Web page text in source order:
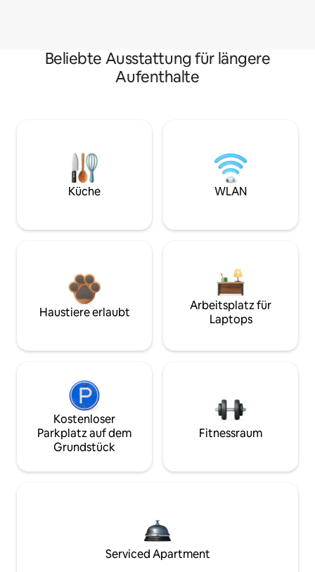
Beliebte Ausstattung für längere
Aufenthalte
Küche WLAN
Haustiere erlaubt
Arbeitsplatz für
Laptops
Kostenloser
Parkplatz auf dem
Grundstück
Fitnessraum
Serviced Apartment